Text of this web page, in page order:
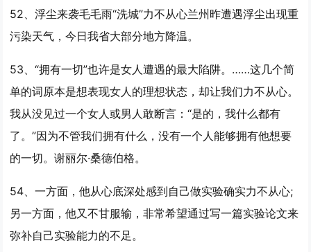
52、浮尘来袭毛毛雨“洗城”力不从心兰州昨遭遇浮尘出现重
污染天气，今日我省大部分地方降温。
53、“拥有一切”也许是女人遭遇的最大陷阱。……这几个简
单的词原本是想表现女人的理想状态，却让我们力不从心。
我从没见过一个女人或男人敢断言：“是的，我什么都有
了。”因为不管我们拥有什么，没有一个人能够拥有他想要
的一切。谢丽尔·桑德伯格。
54、一方面，他从心底深处感到自己做实验确实力不从心;
另一方面，他又不甘服输，非常希望通过写一篇实验论文来
弥补自己实验能力的不足。